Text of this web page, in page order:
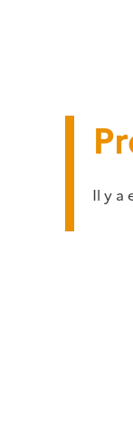
Il y a